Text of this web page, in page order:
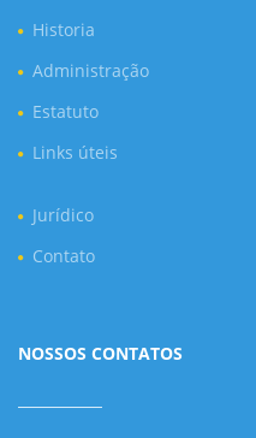
Historia
Administração
Estatuto
Links úteis
Jurídico
Contato
NOSSOS CONTATOS